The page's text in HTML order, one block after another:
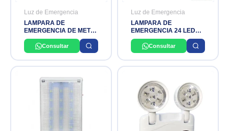
Luz de Emergencia
LAMPARA DE
EMERGENCIA DE METAL
40W OPALUX
Consultar
Luz de Emergencia
LAMPARA DE
EMERGENCIA 24 LEDS
SCHUBERT
Consultar